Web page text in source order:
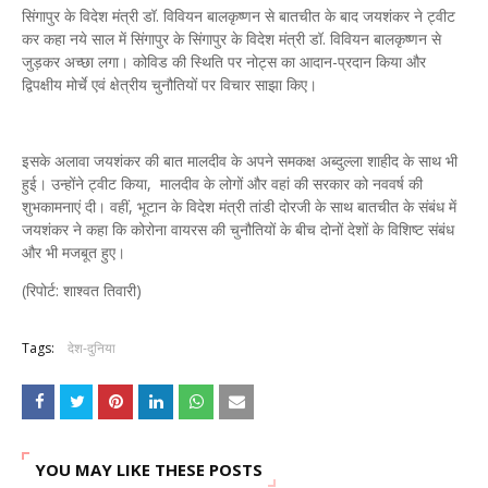
सिंगापुर के विदेश मंत्री डॉ. विवियन बालकृष्णन से बातचीत के बाद जयशंकर ने ट्वीट
कर कहा नये साल में सिंगापुर के सिंगापुर के विदेश मंत्री डॉ. विवियन बालकृष्णन से
जुड़कर अच्छा लगा। कोविड की स्थिति पर नोट्स का आदान-प्रदान किया और
द्विपक्षीय मोर्चे एवं क्षेत्रीय चुनौतियों पर विचार साझा किए।
इसके अलावा जयशंकर की बात मालदीव के अपने समकक्ष अब्दुल्ला शाहीद के साथ भी
हुई। उन्होंने ट्वीट किया, मालदीव के लोगों और वहां की सरकार को नववर्ष की
शुभकामनाएं दी। वहीं, भूटान के विदेश मंत्री तांडी दोरजी के साथ बातचीत के संबंध में
जयशंकर ने कहा कि कोरोना वायरस की चुनौतियों के बीच दोनों देशों के विशिष्ट संबंध
और भी मजबूत हुए।
(रिपोर्ट: शाश्वत तिवारी)
Tags: देश-दुनिया
YOU MAY LIKE THESE POSTS